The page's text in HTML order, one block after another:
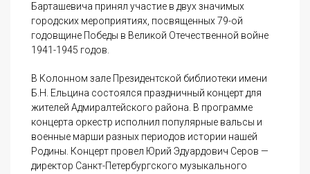
Барташевича принял участие в двух значимых
городских мероприятиях, посвященных 79-ой
годовщине Победы в Великой Отечественной войне
1941-1945 годов.
В Колонном зале Президентской библиотеки имени
Б.Н. Ельцина состоялся праздничный концерт для
жителей Адмиралтейского района. В программе
концерта оркестр исполнил популярные вальсы и
военные марши разных периодов истории нашей
Родины. Концерт провел Юрий Эдуардович Серов —
директор Санкт-Петербургского музыкального